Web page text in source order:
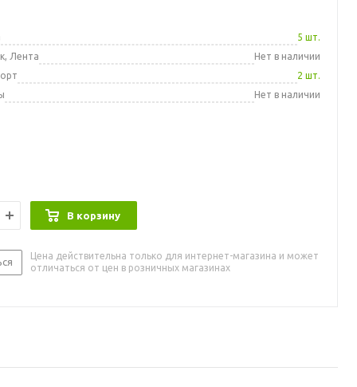
5 шт.
Лента
Нет в наличии
2 шт.
Нет в наличии
В корзину
Цена действительна только для интернет-магазина и может
отличаться от цен в розничных магазинах